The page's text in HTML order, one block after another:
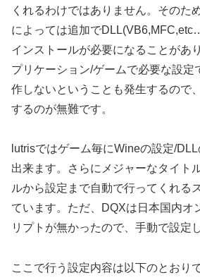
くれるわけではありません。そのた
によっては追加で
インストールが必要になることがあ
プリケーション/ゲームで必要な設定
作しないということも発生するので
するのが無難です。
lutrisではゲーム毎にWineの設定/
出来ます。さらにメジャーなタイト
ルから設定まで自動で行ってくれる
ています。ただ、DQXは日本国内オ
リプトが無かったので、手動で設定
ここで行う設定内容は以下のとおりで